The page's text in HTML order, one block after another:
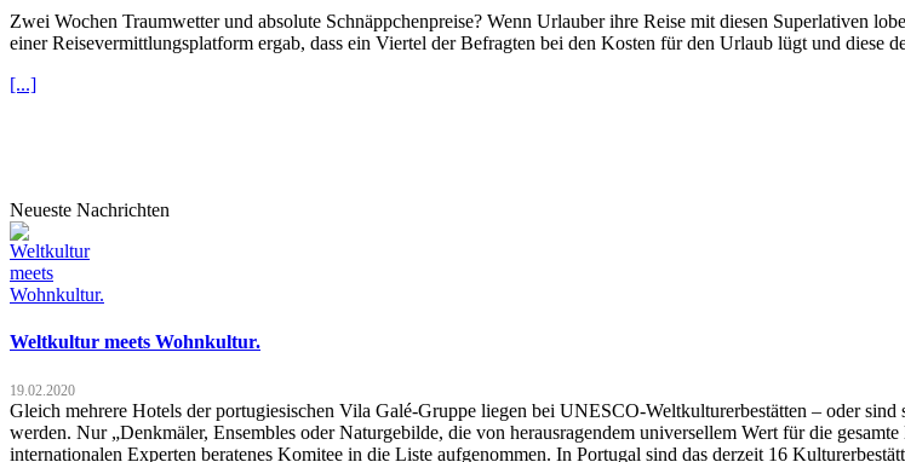
Zwei Wochen Traumwetter und absolute Schnäppchenpreise? Wenn Urlauber ihre Reise mit diesen Superlativen
einer Reisevermittlungsplatform ergab, dass ein Viertel der Befragten bei den Kosten für den Urlaub lügt und diese
[...]
Neueste Nachrichten
Weltkultur meets Wohnkultur.
19.02.2020
Gleich mehrere Hotels der portugiesischen Vila Galé-Gruppe liegen bei UNESCO-Weltkulturerbestätten – oder
werden. Nur „Denkmäler, Ensembles oder Naturgebilde, die von herausragendem universellem Wert für die
internationalen Experten beratenes Komitee in die Liste aufgenommen. In Portugal sind das derzeit 16